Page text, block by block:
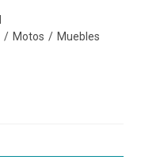
/ Motos / Muebles